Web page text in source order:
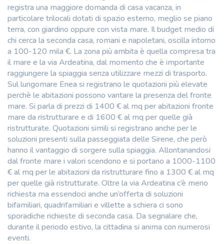
registra una maggiore domanda di casa vacanza, in
particolare trilocali dotati di spazio esterno, meglio se piano
terra, con giardino oppure con vista mare. Il budget medio di
chi cerca la seconda casa, romani e napoletani, oscilla intorno
a 100-120 mila €. La zona più ambita è quella compresa tra
il mare e la via Ardeatina, dal momento che è importante
raggiungere la spiaggia senza utilizzare mezzi di trasporto.
Sul lungomare Enea si registrano le quotazioni più elevate
perchè le abitazioni possono vantare la presenza del fronte
mare. Si parla di prezzi di 1400 € al mq per abitazioni fronte
mare da ristrutturare e di 1600 € al mq per quelle già
ristrutturate. Quotazioni simili si registrano anche per le
soluzioni presenti sulla passeggiata delle Sirene, che però
hanno il vantaggio di sorgere sulla spiaggia. Allontanandosi
dal fronte mare i valori scendono e si portano a 1000-1100
€ al mq per le abitazioni da ristrutturare fino a 1300 € al mq
per quelle già ristrutturate. Oltre la via Ardeatina c’è meno
richiesta ma essendoci anche un’offerta di soluzioni
bifamiliari, quadrifamiliari e villette a schiera ci sono
sporadiche richieste di seconda casa. Da segnalare che,
durante il periodo estivo, la cittadina si anima con numerosi
eventi.